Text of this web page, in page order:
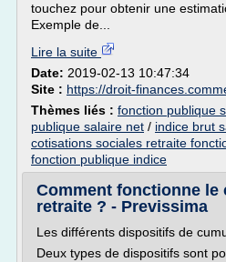
touchez pour obtenir une
Exemple de...
Lire la suite
Date: 2019-02-13 10:47:34
Site : https://droit-
Thèmes liés : fonction publique
publique salaire net / indice brut
cotisations sociales retraite
fonction publique indice
Comment fonctionne le
retraite ? - Previssima
Les différents dispositifs de
Deux types de dispositifs sont